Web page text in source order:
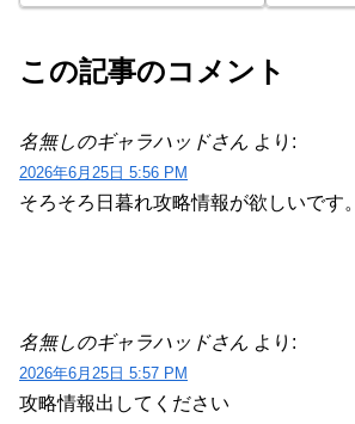
この記事のコメント
名無しのギャラハッドさん より:
2026年6月25日 5:56 PM
そろそろ日暮れ攻略情報が欲しいです。
名無しのギャラハッドさん より:
2026年6月25日 5:57 PM
攻略情報出してください